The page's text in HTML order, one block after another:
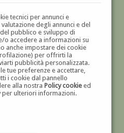
tecnici per annunci e
degli annunci e del
pubblico e sviluppo di
o accedere a informazioni su
anche impostare dei cookie
per offrirti la
pubblicità personalizzata.
tue preferenze e accettare,
i cookie dal pannello
alla nostra Policy cookieed
per ulteriori informazioni.
GALLERIAD'ARTE
'800 E '900